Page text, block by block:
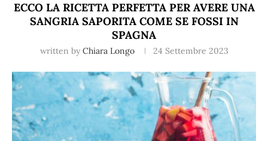
ECCO LA RICETTA PERFETTA PER AVERE UNA
SANGRIA SAPORITA COME SE FOSSI IN
SPAGNA
written by Chiara Longo 24 Settembre 2023